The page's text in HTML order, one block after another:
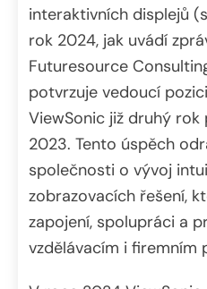
interaktivních displejů
rok 2024, jak uvádí
Futuresource
potvrzuje vedoucí
ViewSonic již druhý
2023. Tento úspěch
společnosti o vývoj
zobrazovacích řešení,
zapojení, spolupráci a
vzdělávacím i firemním